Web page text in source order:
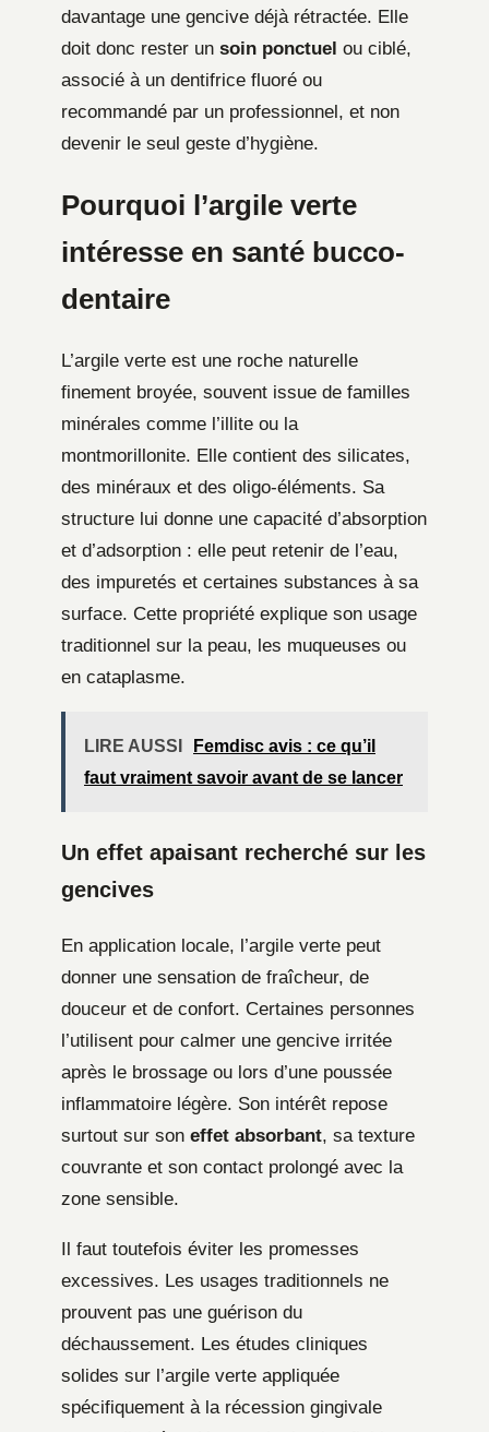
davantage une gencive déjà rétractée. Elle
doit donc rester un soin ponctuel ou ciblé,
associé à un dentifrice fluoré ou
recommandé par un professionnel, et non
devenir le seul geste d’hygiène.
Pourquoi l’argile verte
intéresse en santé bucco-
dentaire
L’argile verte est une roche naturelle
finement broyée, souvent issue de familles
minérales comme l’illite ou la
montmorillonite. Elle contient des silicates,
des minéraux et des oligo-éléments. Sa
structure lui donne une capacité d’absorption
et d’adsorption : elle peut retenir de l’eau,
des impuretés et certaines substances à sa
surface. Cette propriété explique son usage
traditionnel sur la peau, les muqueuses ou
en cataplasme.
LIRE AUSSI
Femdisc avis : ce qu’il
faut vraiment savoir avant de se lancer
Un effet apaisant recherché sur les
gencives
En application locale, l’argile verte peut
donner une sensation de fraîcheur, de
douceur et de confort. Certaines personnes
l’utilisent pour calmer une gencive irritée
après le brossage ou lors d’une poussée
inflammatoire légère. Son intérêt repose
surtout sur son effet absorbant, sa texture
couvrante et son contact prolongé avec la
zone sensible.
Il faut toutefois éviter les promesses
excessives. Les usages traditionnels ne
prouvent pas une guérison du
déchaussement. Les études cliniques
solides sur l’argile verte appliquée
spécifiquement à la récession gingivale